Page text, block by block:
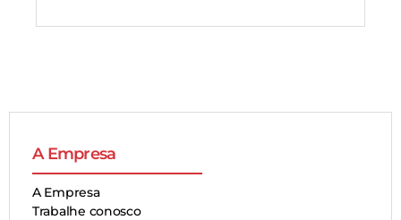
A Empresa
A Empresa
Trabalhe conosco